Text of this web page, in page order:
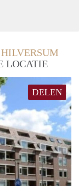
HILVERSUM
LOCATIE
DELEN